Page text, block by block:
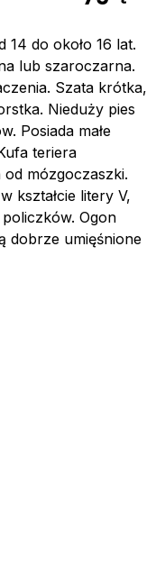
14 do około 16 lat.
lub szaroczarna.
Szata krótka,
Nieduży pies
Posiada małe
teriera
mózgoczaszki.
kształcie litery V,
Ogon
dobrze umięśnione